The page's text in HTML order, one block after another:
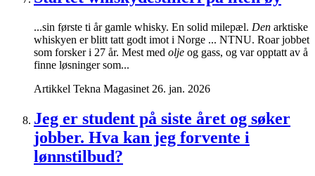
...sin første ti år gamle whisky. En solid milepæl. Den arktiske
whiskyen er blitt tatt godt imot i Norge ... NTNU. Roar jobbet
som forsker i 27 år. Mest med olje og gass, og var opptatt av å
finne løsninger som...
Artikkel Tekna Magasinet 26. jan. 2026
Jeg er student på siste året og søker
jobber. Hva kan jeg forvente i
lønnstilbud?